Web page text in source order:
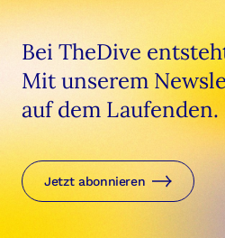
Bei TheDive
Mit unserem
auf dem Laufenden.
Jetzt abonnieren